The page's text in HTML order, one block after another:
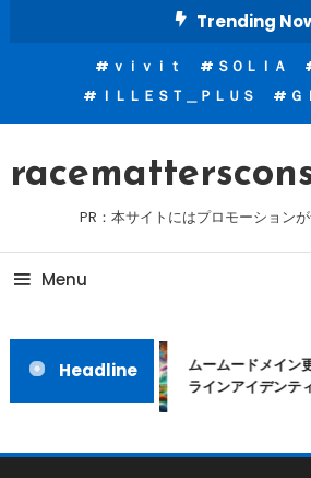
Trending
ｖｉｖｉｔ ＳＯＬＩＡ
ＩＬＬＥＳＴ＿ＰＬＵＳ
Ｇ
PR：本サイトにはプロモーション
Menu
Headline
ムームードメイン
ラインアイデンテ